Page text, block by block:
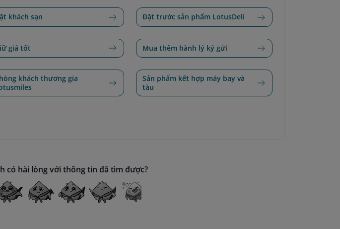
khách sạn Đặt trước sản phẩm LotusDeli
giá tốt Mua thêm hành lý ký gửi
khách thương gia
Sản phẩm kết hợp máy bay và
tàu
có hài lòng với thông tin đã tìm được?